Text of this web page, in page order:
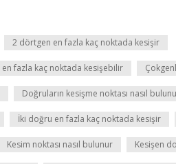
2 dörtgen en fazla kaç noktada kesişir
fazla kaç noktada kesişebilir
Doğruların kesişme noktası nasıl
İki doğru en fazla kaç noktada kesişir
Kesim noktası nasıl bulunur Kesişen